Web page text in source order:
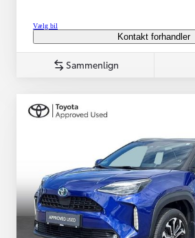
Vælg bil
Kontakt forhandler
Sammenlign